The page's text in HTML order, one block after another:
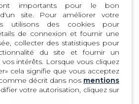
importants pour le bon
site. Pour améliorer votre
utilisons des cookies pour
de connexion et fournir une
collecter des statistiques pour
du site et fournir un
intérêts. Lorsque vous cliquez
cela signifie que vous acceptez
décrit dans nos mentions
votre autorisation, cliquez sur